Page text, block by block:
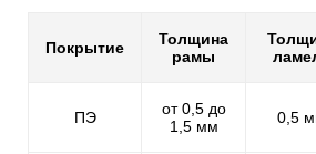
Покрытие
Толщина
рамы
ПЭ
от 0,5 до
1,5 мм
0,5